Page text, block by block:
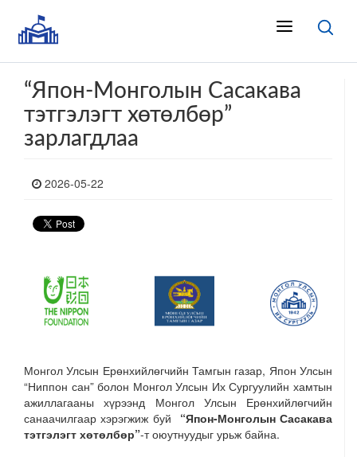
“Япон-Монголын Сасакава
тэтгэлэгт хөтөлбөр”
зарлагдлаа
2026-05-22
Монгол Улсын Ерөнхийлөгчийн Тамгын газар, Япон Улсын
“Ниппон сан” болон Монгол Улсын Их Сургуулийн хамтын
ажиллагааны хүрээнд Монгол Улсын Ерөнхийлөгчийн
санаачилгаар хэрэгжиж буй “Япон-Монголын Сасакава
тэтгэлэгт хөтөлбөр”-т оюутнуудыг урьж байна.